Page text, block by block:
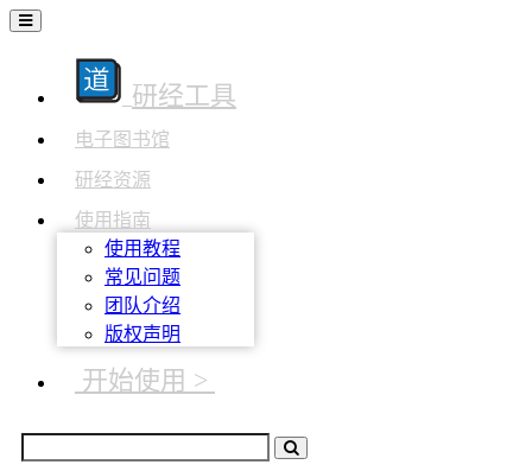
研经工具
电子图书馆
研经资源
使用指南
使用教程
常见问题
团队介绍
版权声明
开始使用 >